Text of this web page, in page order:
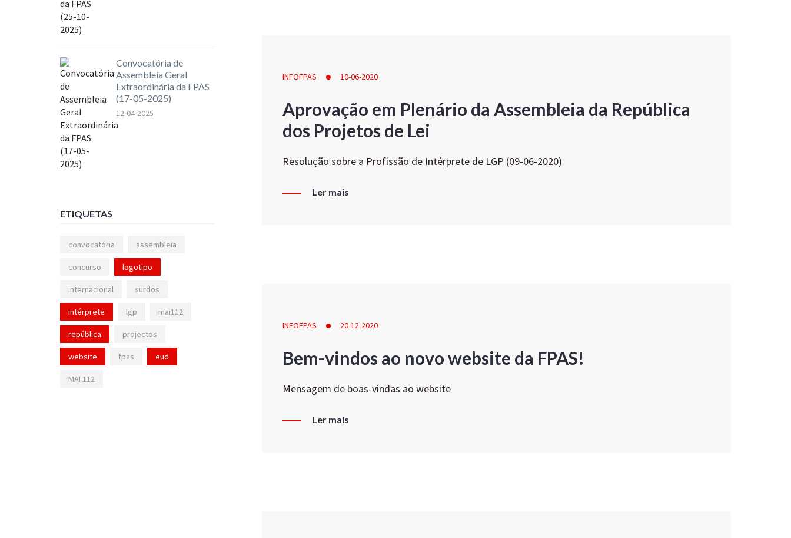
INFOFPAS 10-06-2020
Aprovação em Plenário da Assembleia da República
dos Projetos de Lei
Resolução sobre a Profissão de Intérprete de LGP (09-06-2020)
Ler mais
INFOFPAS 20-12-2020
Bem-vindos ao novo website da FPAS!
Mensagem de boas-vindas ao website
Ler mais
Convocatória de
Assembleia Geral
Extraordinária da FPAS
(17-05-2025)
12-04-2025
ETIQUETAS
convocatória assembleia
concurso logotipo
internacional surdos
intérprete lgp mai112
república projectos
website fpas eud
MAI 112